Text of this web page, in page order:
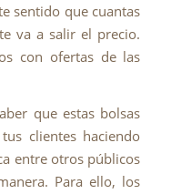
sentido que cuantas
va a salir el precio.
con ofertas de las
que estas bolsas
clientes haciendo
entre otros públicos
Para ello, los